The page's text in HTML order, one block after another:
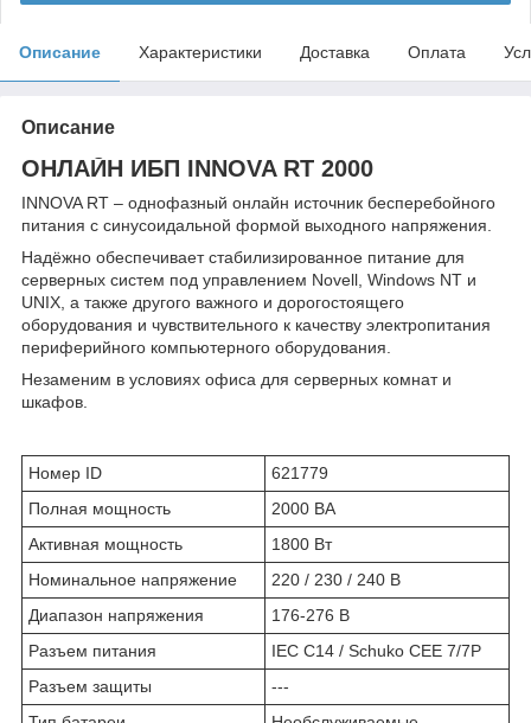
Описание Характеристики Доставка Оплата
Описание
ОНЛАЙН ИБП INNOVA RT 2000
INNOVA RT – однофазный онлайн источник бесперебойного
питания с синусоидальной формой выходного напряжения.
Надёжно обеспечивает стабилизированное питание для
серверных систем под управлением Novell, Windows NT и
UNIX, а также другого важного и дорогостоящего
оборудования и чувствительного к качеству электропитания
периферийного компьютерного оборудования.
Незаменим в условиях офиса для серверных комнат и
шкафов.
Номер ID
621779
Полная мощность
2000 ВА
Активная мощность
1800 Вт
Номинальное напряжение
220 / 230 / 240 В
Диапазон напряжения
176-276 В
Разъем питания
IEC C14 / Schuko CEE 7/7P
Разъем защиты
---